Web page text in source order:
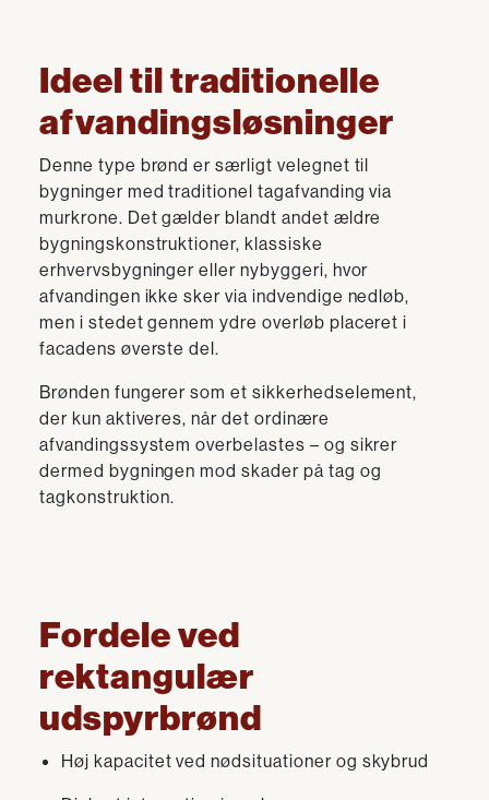
Ideel til traditionelle
afvandingsløsninger
Denne type brønd er særligt velegnet til
bygninger med traditionel tagafvanding via
murkrone. Det gælder blandt andet ældre
bygningskonstruktioner, klassiske
erhvervsbygninger eller nybyggeri, hvor
afvandingen ikke sker via indvendige nedløb,
men i stedet gennem ydre overløb placeret i
facadens øverste del.
Brønden fungerer som et sikkerhedselement,
der kun aktiveres, når det ordinære
afvandingssystem overbelastes – og sikrer
dermed bygningen mod skader på tag og
tagkonstruktion.
Fordele ved
rektangulær
udspyrbrønd
Høj kapacitet ved nødsituationer og skybrud